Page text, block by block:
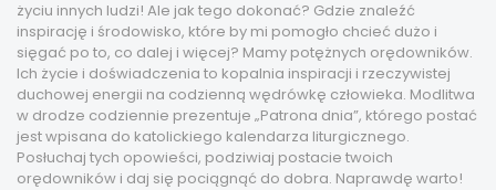
życiu innych ludzi! Ale jak tego dokonać? Gdzie znaleźć
inspirację i środowisko, które by mi pomogło chcieć dużo i
sięgać po to, co dalej i więcej? Mamy potężnych orędowników.
Ich życie i doświadczenia to kopalnia inspiracji i rzeczywistej
duchowej energii na codzienną wędrówkę człowieka. Modlitwa
w drodze codziennie prezentuje „Patrona dnia”, którego postać
jest wpisana do katolickiego kalendarza liturgicznego.
Posłuchaj tych opowieści, podziwiaj postacie twoich
orędowników i daj się pociągnąć do dobra. Naprawdę warto!